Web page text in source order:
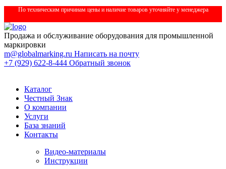
По техническим причинам цены и наличие товаров уточняйте у менеджера
Продажа и обслуживание оборудования для промышленной
маркировки
m@globalmarking.ru Написать на почту
+7 (929) 622-8-444 Обратный звонок
Каталог
Честный Знак
О компании
Услуги
База знаний
Контакты
Видео-материалы
Инструкции